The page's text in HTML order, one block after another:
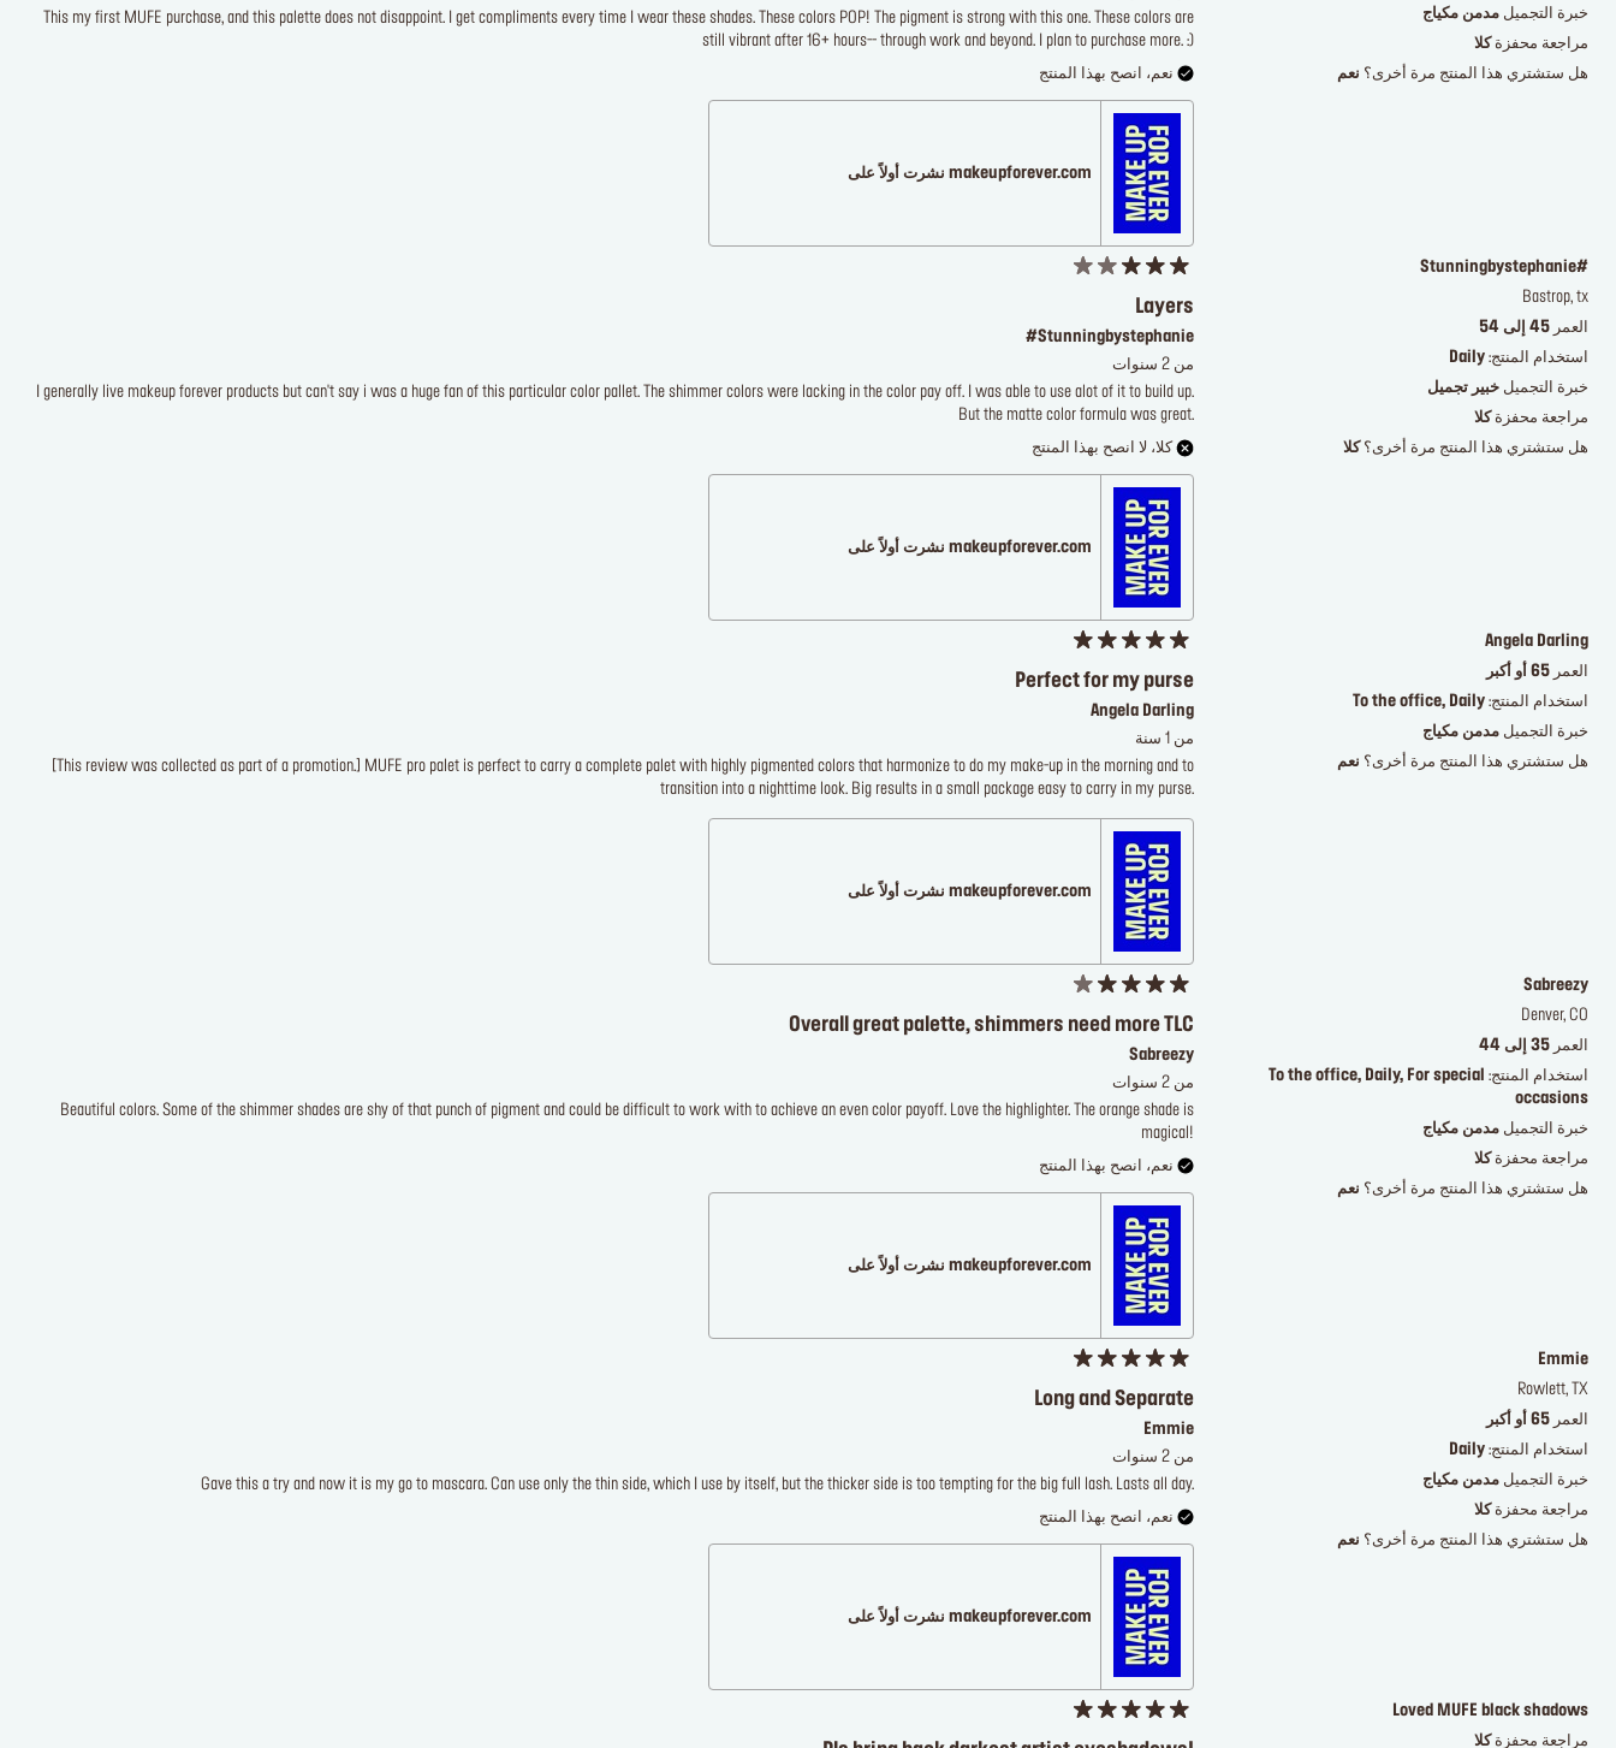
خبرة التجميل مدمن مكياج
مراجعة محفزةكلا
هل ستشتري هذا المنتج مرة أخرى؟ نعم
This my first MUFE purchase, and this palette does not disappoint. I get compliments every time I wear these shades. These colors POP! The pigment is strong with this one. These colors are
still vibrant after 16+ hours-- through work and beyond. I plan to purchase more. :)
نعم، انصح بهذا المنتج
makeupforever.com نشرت أولاً على
#Stunningbystephanie
Bastrop, tx
العمر 45 إلى 54
استخدام المنتج: Daily
خبرة التجميل خبير تجميل
مراجعة محفزةكلا
هل ستشتري هذا المنتج مرة أخرى؟كلا
Layers
#Stunningbystephanie
من 2 سنوات
I generally live makeup forever products but can't say i was a huge fan of this particular color pallet. The shimmer colors were lacking in the color pay off. I was able to use alot of it to build up.
But the matte color formula was great.
كلا، لا انصح بهذا المنتج
makeupforever.com نشرت أولاً على
Angela Darling
العمر 65 أو أكبر
استخدام المنتج: To the office, Daily
خبرة التجميل مدمن مكياج
هل ستشتري هذا المنتج مرة أخرى؟ نعم
Perfect for my purse
Angela Darling
من 1 سنة
[This review was collected as part of a promotion.] MUFE pro palet is perfect to carry a complete palet with highly pigmented colors that harmonize to do my make-up in the morning and to
transition into a nighttime look. Big results in a small package easy to carry in my purse.
makeupforever.com نشرت أولاً على
Sabreezy
Denver, CO
العمر 35 إلى 44
استخدام المنتج: To the office, Daily, For special
occasions
خبرة التجميل مدمن مكياج
مراجعة محفزةكلا
هل ستشتري هذا المنتج مرة أخرى؟ نعم
Overall great palette, shimmers need more TLC
Sabreezy
من 2 سنوات
Beautiful colors. Some of the shimmer shades are shy of that punch of pigment and could be difficult to work with to achieve an even color payoff. Love the highlighter. The orange shade is
magical!
نعم، انصح بهذا المنتج
makeupforever.com نشرت أولاً على
Emmie
Rowlett, TX
العمر 65 أو أكبر
استخدام المنتج: Daily
خبرة التجميل مدمن مكياج
مراجعة محفزةكلا
هل ستشتري هذا المنتج مرة أخرى؟ نعم
Long and Separate
Emmie
من 2 سنوات
Gave this a try and now it is my go to mascara. Can use only the thin side, which I use by itself, but the thicker side is too tempting for the big full lash. Lasts all day.
نعم، انصح بهذا المنتج
makeupforever.com نشرت أولاً على
Loved MUFE black shadows
مراجعة محفزةكلا